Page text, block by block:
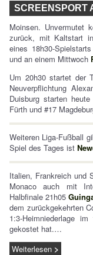
SCREENSPORT
Moinsen. Unvermutet
zurück, mit Kaltstart
eines 18h30-
und an einem Mittwoch
Um 20h30 startet der
Neuverpflichtung
Duisburg starten
Fürth und #17
Weiteren Liga-Fußball
Spiel des Tages ist
Italien, Frankreich und
Monaco auch mit
Halbfinale 21h05
dem zurückgekehrten
1:3-Heimniederlage
gekostet hat.…
Weiterlesen